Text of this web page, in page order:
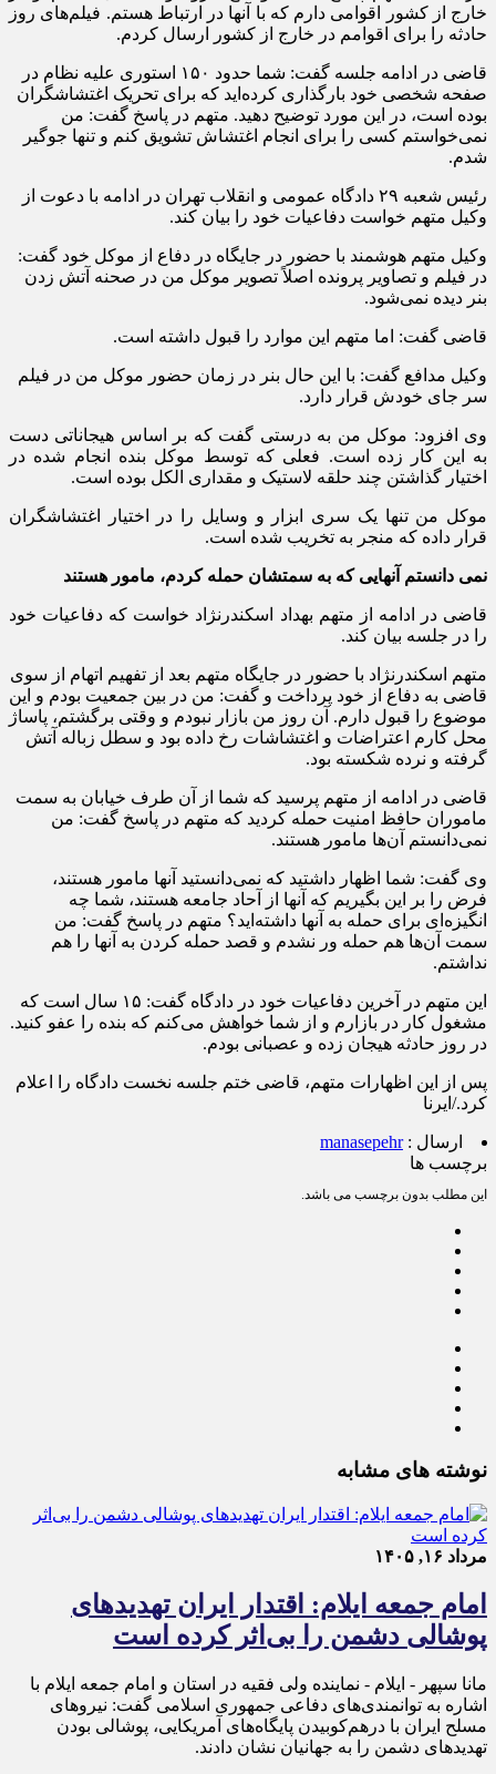
خارج از کشور اقوامی دارم که با آنها در ارتباط هستم. فیلم‌های روز
حادثه را برای اقوامم در خارج از کشور ارسال کردم.
قاضی در ادامه جلسه گفت: شما حدود ۱۵۰ استوری علیه نظام در
صفحه شخصی خود بارگذاری کرده‌اید که برای تحریک اغتشاشگران
بوده است، در این مورد توضیح دهید. متهم در پاسخ گفت: من
نمی‌خواستم کسی را برای انجام اغتشاش تشویق کنم و تنها جوگیر
شدم.
رئیس شعبه ۲۹ دادگاه عمومی و انقلاب تهران در ادامه با دعوت از
وکیل متهم خواست دفاعیات خود را بیان کند.
وکیل متهم هوشمند با حضور در جایگاه در دفاع از موکل خود گفت:
در فیلم و تصاویر پرونده اصلاً تصویر موکل من در صحنه آتش زدن
بنر دیده نمی‌شود.
قاضی گفت: اما متهم این موارد را قبول داشته است.
وکیل مدافع گفت: با این حال بنر در زمان حضور موکل من در فیلم
سر جای خودش قرار دارد.
وی افزود: موکل من به درستی گفت که بر اساس هیجاناتی دست
به این کار زده است. فعلی که توسط موکل بنده انجام شده در
اختیار گذاشتن چند حلقه لاستیک و مقداری الکل بوده است.
موکل من تنها یک سری ابزار و وسایل را در اختیار اغتشاشگران
قرار داده که منجر به تخریب شده است.
نمی دانستم آنهایی که به سمتشان حمله کردم، مامور هستند
قاضی در ادامه از متهم بهداد اسکندرنژاد خواست که دفاعیات خود
را در جلسه بیان کند.
متهم اسکندرنژاد با حضور در جایگاه متهم بعد از تفهیم اتهام از سوی
قاضی به دفاع از خود پرداخت و گفت: من در بین جمعیت بودم و این
موضوع را قبول دارم. آن روز من بازار نبودم و وقتی برگشتم، پاساژ
محل کارم اعتراضات و اغتشاشات رخ داده بود و سطل زباله آتش
گرفته و نرده شکسته بود.
قاضی در ادامه از متهم پرسید که شما از آن طرف خیابان به سمت
ماموران حافظ امنیت حمله کردید که متهم در پاسخ گفت: من
نمی‌دانستم آن‌ها مامور هستند.
وی گفت: شما اظهار داشتید که نمی‌دانستید آنها مامور هستند،
فرض را بر این بگیریم که آنها از آحاد جامعه هستند، شما چه
انگیزه‌ای برای حمله به آنها داشته‌اید؟ متهم در پاسخ گفت: من
سمت آن‌ها هم حمله ور نشدم و قصد حمله کردن به آنها را هم
نداشتم.
این متهم در آخرین دفاعیات خود در دادگاه گفت: ۱۵ سال است که
مشغول کار در بازارم و از شما خواهش می‌کنم که بنده را عفو کنید.
در روز حادثه هیجان زده و عصبانی بودم.
پس از این اظهارات متهم، قاضی ختم جلسه نخست دادگاه را اعلام
کرد./ایرنا
ارسال :manasepehr
برچسب ها
این مطلب بدون برچسب می باشد.
نوشته های مشابه
مرداد ۱۶, ۱۴۰۵
امام جمعه ایلام: اقتدار ایران تهدیدهای
پوشالی دشمن را بی‌اثر کرده است
مانا سپهر - ایلام - نماینده ولی فقیه در استان و امام جمعه ایلام با
اشاره به توانمندی‌های دفاعی جمهوری اسلامی گفت: نیروهای
مسلح ایران با درهم‌کوبیدن پایگاه‌های آمریکایی، پوشالی بودن
تهدیدهای دشمن را به جهانیان نشان دادند.